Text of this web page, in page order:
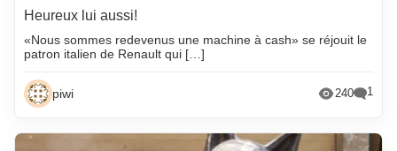
Heureux lui aussi!
«Nous sommes redevenus une machine à cash» se réjouit le
patron italien de Renault qui […]
piwi 240 1